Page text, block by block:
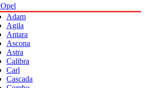
Opel
Adam
Agila
Antara
Ascona
Astra
Calibra
Carl
Cascada